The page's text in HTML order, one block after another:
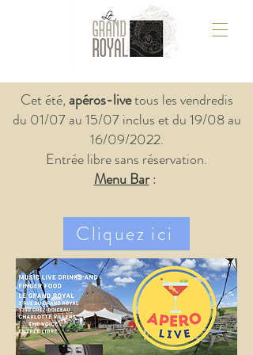
Cet été,apéros-livetous les vendredis
du 01/07 au 15/07 inclus et du 19/08 au
16/09/2022.
Entrée libre sans réservation.
Menu Bar:
Cliquez ici